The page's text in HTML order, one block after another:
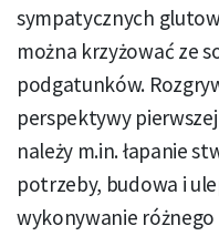
sympatycznych
można krzyżować ze
podgatunków.
perspektywy
należy m.in. łapanie
potrzeby, budowa i
wykonywanie różnego